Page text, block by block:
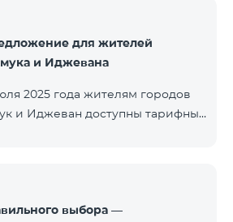
для жителей
и Иджевана
2025 года жителям городов
и Иджеван доступны тарифные
скидка на первые 6 месяцев
подписки (12 месяцев).
выбора —